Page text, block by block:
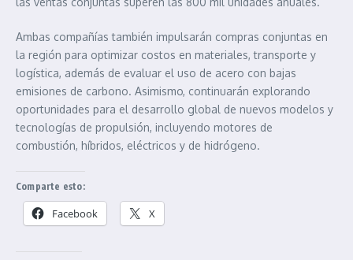
Ambas compañías también impulsarán compras conjuntas en
la región para optimizar costos en materiales, transporte y
logística, además de evaluar el uso de acero con bajas
emisiones de carbono. Asimismo, continuarán explorando
oportunidades para el desarrollo global de nuevos modelos y
tecnologías de propulsión, incluyendo motores de
combustión, híbridos, eléctricos y de hidrógeno.
Comparte esto:
Facebook X